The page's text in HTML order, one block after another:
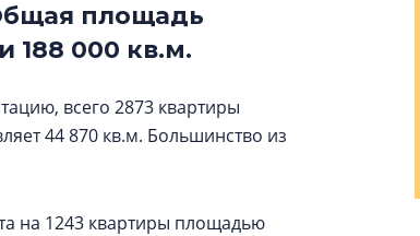
площадь
188 000 кв.м.
всего 2873 квартиры
44 870 кв.м. Большинство из
на 1243 квартиры площадью
визуальной чистоте»
Что важнее для современного
функциональность или
экономика проекта, размышляют